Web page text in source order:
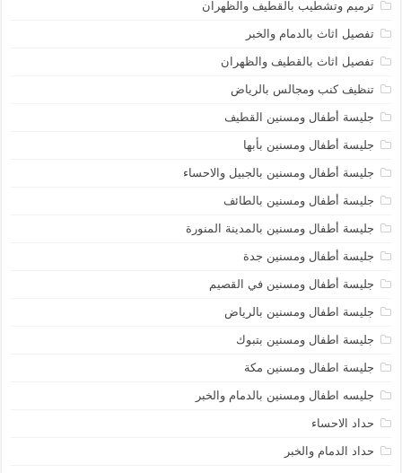
ترميم وتشطيب بالقطيف والظهران
تفصيل اثاث بالدمام والخبر
تفصيل اثاث بالقطيف والظهران
تنظيف كنب ومجالس بالرياض
جليسة أطفال ومسنين القطيف
جليسة أطفال ومسنين بأبها
جليسة أطفال ومسنين بالجبيل والاحساء
جليسة أطفال ومسنين بالطائف
جليسة أطفال ومسنين بالمدينة المنورة
جليسة أطفال ومسنين جدة
جليسة أطفال ومسنين في القصيم
جليسة اطفال ومسنين بالرياض
جليسة اطفال ومسنين بتبوك
جليسة اطفال ومسنين مكة
جليسه اطفال ومسنين بالدمام والخبر
حداد الاحساء
حداد الدمام والخبر